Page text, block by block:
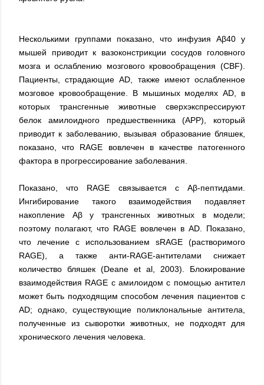
Несколькими группами показано, что инфузия Aβ40 у
мышей приводит к вазоконстрикции сосудов головного
мозга и ослаблению мозгового кровообращения (CBF).
Пациенты, страдающие AD, также имеют ослабленное
мозговое кровообращение. В мышиных моделях AD, в
которых трансгенные животные сверхэкспрессируют
белок амилоидного предшественника (APP), который
приводит к заболеванию, вызывая образование бляшек,
показано, что RAGE вовлечен в качестве патогенного
фактора в прогрессирование заболевания.
Показано, что RAGE связывается с Aβ-пептидами.
Ингибирование такого взаимодействия подавляет
накопление Aβ у трансгенных животных в модели;
поэтому полагают, что RAGE вовлечен в AD. Показано,
что лечение с использованием sRAGE (растворимого
RAGE), а также анти-RAGE-антителами снижает
количество бляшек (Deane et al, 2003). Блокирование
взаимодействия RAGE с амилоидом с помощью антител
может быть подходящим способом лечения пациентов с
AD; однако, существующие поликлональные антитела,
полученные из сыворотки животных, не подходят для
хронического лечения человека.